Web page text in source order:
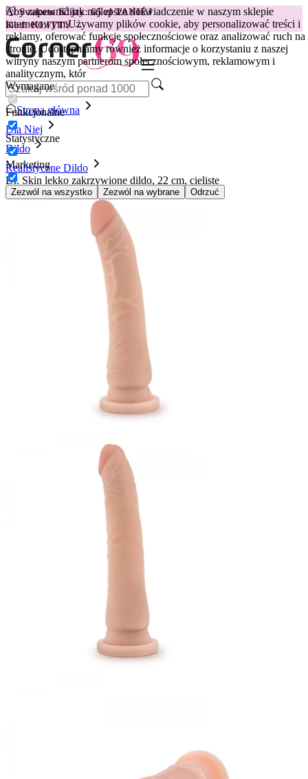
Aby zapewnić jak najlepsze doświadczenie w naszym sklepie
internetowym.Używamy plików cookie, aby personalizować treści i
reklamy, oferować funkcje społecznościowe oraz analizować ruch na
stronie. Udostępniamy również informacje o korzystaniu z naszej
witryny naszym partnerom społecznościowym, reklamowym i
analitycznym, któr
Wymagane
Funkcjonalne
Statystyczne
Marketing
Zezwól na wszystko Zezwól na wybrane Odrzuć
😽Svakom Klitty: 65 zł TANIEJ
Kod: KLITTY →
Strona główna
Dla Niej
Dildo
Realistyczne Dildo
Dr. Skin lekko zakrzywione dildo, 22 cm, cieliste